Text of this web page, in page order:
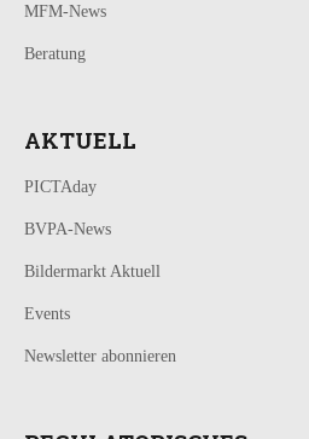
MFM-News
Beratung
AKTUELL
PICTAday
BVPA-News
Bildermarkt Aktuell
Events
Newsletter abonnieren